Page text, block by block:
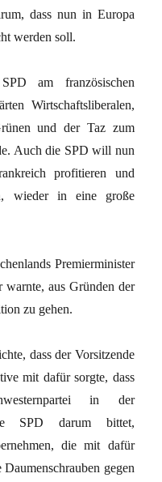
dass nun in Europa
werden soll.
am französischen
Wirtschaftsliberalen,
und der Taz zum
Auch die SPD will nun
profitieren und
wieder in eine große
Premierminister
warnte, aus Gründen der
zu gehen.
dass der Vorsitzende
mit dafür sorgte, dass
in der
SPD darum bittet,
die mit dafür
gegen